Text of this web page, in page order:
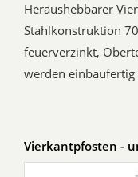
Heraushebbarer
Stahlkonstruktion
feuerverzinkt,
werden einbaufertig
Vierkantpfosten -